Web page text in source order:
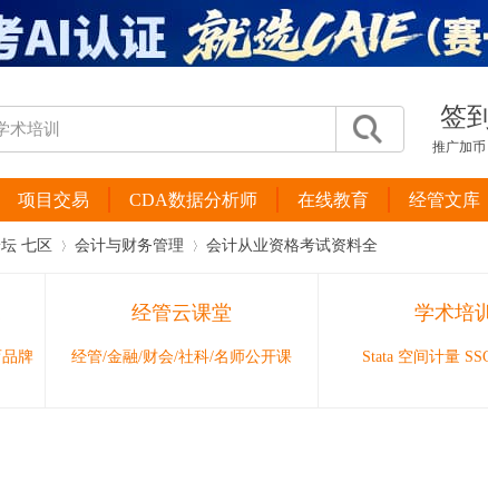
签到
推广加币
项目交易 CDA数据分析师 在线教育 经管文库
七区 会计与财务管理 会计从业资格考试资料全
牌
经管云课堂
经管/金融/财会/社科/名师公开课
学术培训
Stata 空间计量